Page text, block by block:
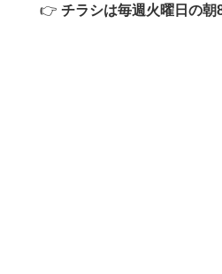
👉チラシは毎週火曜日の朝